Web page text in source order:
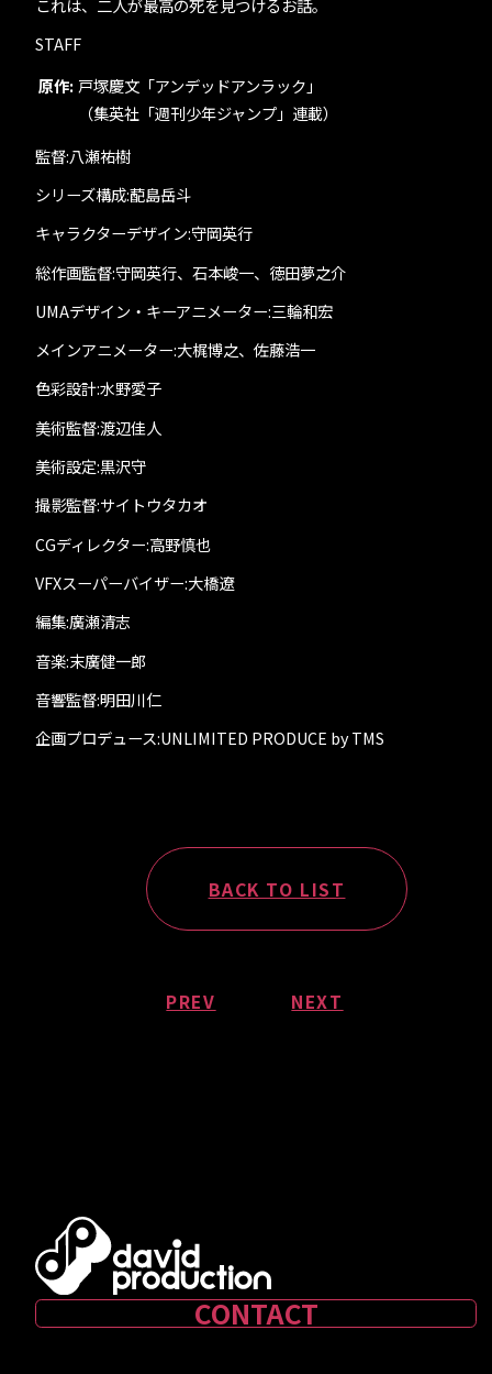
STAFF
原作: 戸塚慶文「アンデッドアンラック」
（集英社「週刊少年ジャンプ」連載）
監督:八瀬祐樹
シリーズ構成:蓜島岳斗
キャラクターデザイン:守岡英行
総作画監督:守岡英行、石本峻一、徳田夢之介
UMAデザイン・キーアニメーター:三輪和宏
メインアニメーター:大梶博之、佐藤浩一
色彩設計:水野愛子
美術監督:渡辺佳人
美術設定:黒沢守
撮影監督:サイトウタカオ
CGディレクター:高野慎也
VFXスーパーバイザー:大橋遼
編集:廣瀬清志
音楽:末廣健一郎
音響監督:明田川仁
企画プロデュース:UNLIMITED PRODUCE by TMS
BACK TO LIST
PREV NEXT
CONTACT